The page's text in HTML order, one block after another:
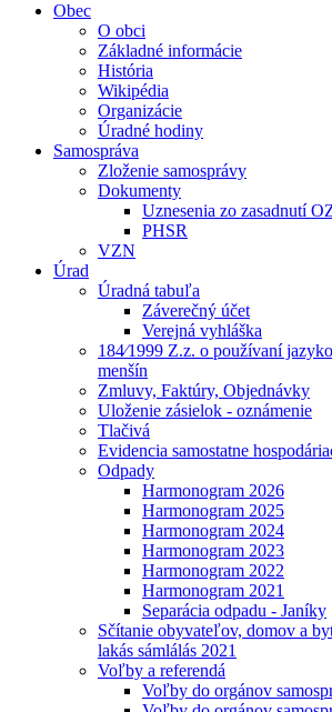
Obec
O obci
Základné informácie
História
Wikipédia
Organizácie
Úradné hodiny
Samospráva
Zloženie samosprávy
Dokumenty
Uznesenia zo zasadnutí
PHSR
VZN
Úrad
Úradná tabuľa
Záverečný účet
Verejná vyhláška
184⁄1999 Z.z. o používaní
menšín
Zmluvy, Faktúry, Objednávky
Uloženie zásielok - oznámenie
Tlačivá
Evidencia samostatne
Odpady
Harmonogram 2026
Harmonogram 2025
Harmonogram 2024
Harmonogram 2023
Harmonogram 2022
Harmonogram 2021
Separácia odpadu - Janíky
Sčítanie obyvateľov, domov a
lakás sámlálás 2021
Voľby a referendá
Voľby do orgánov